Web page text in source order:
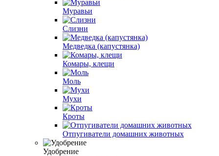
Муравьи
Слизни
Медведка (капустянка)
Комары, клещи
Моль
Мухи
Кроты
Отпугиватели домашних животных
Удобрение